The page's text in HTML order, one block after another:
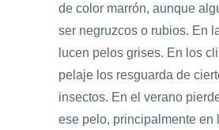
de color marrón, aunque
ser negruzcos o rubios. En
lucen pelos grises. En los
pelaje los resguarda de
insectos. En el verano
ese pelo, principalmente en